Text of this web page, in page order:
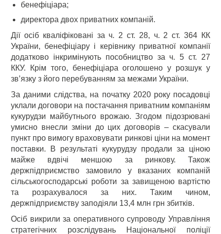
бенефіціара;
директора двох приватних компаній.
Дії осіб кваліфіковані за ч. 2 ст. 28, ч. 2 ст. 364 КК
України, бенефіціару і керівнику приватної компанії
додатково інкримінують пособництво за ч. 5 ст. 27
ККУ. Крім того, бенефіціара оголошено у розшук у
зв’язку з його перебуванням за межами України.
За даними слідства, на початку 2020 року посадовці
уклали договори на постачання приватним компаніям
кукурудзи майбутнього врожаю. Згодом підозрювані
умисно внесли зміни до цих договорів – скасували
пункт про вимогу враховувати ринкові ціни на момент
поставки. В результаті кукурудзу продали за ціною
майже вдвічі меншою за ринкову. Також
держпідприємство замовило у вказаних компаній
сільськогосподарські роботи за завищеною вартістю
та розрахувалося за них. Таким чином,
держпідприємству заподіяли 13,4 млн грн збитків.
Осіб викрили за оперативного супроводу Управління
стратегічних розслідувань Національної поліції